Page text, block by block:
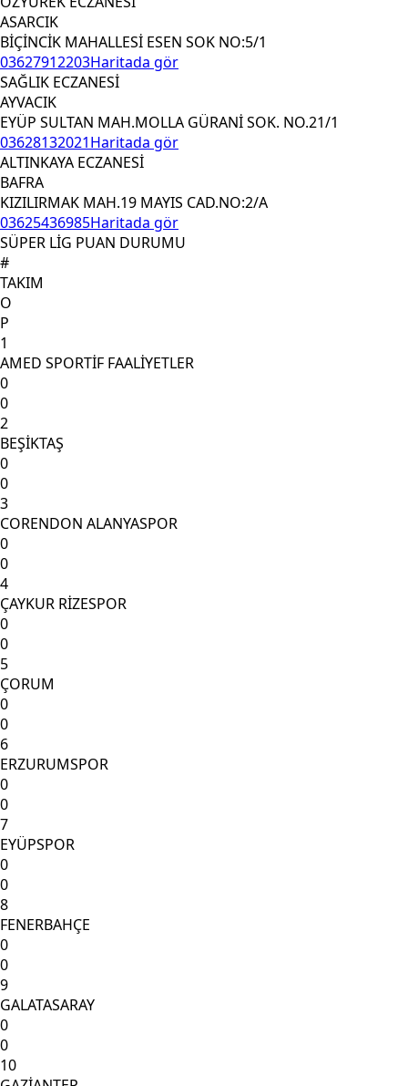
ASARCIK
BİÇİNCİK MAHALLESİ ESEN SOK NO:5/1
03627912203Haritada gör
SAĞLIK ECZANESİ
AYVACIK
EYÜP SULTAN MAH.MOLLA GÜRANİ SOK. NO.21/1
03628132021Haritada gör
ALTINKAYA ECZANESİ
BAFRA
KIZILIRMAK MAH.19 MAYIS CAD.NO:2/A
03625436985Haritada gör
SÜPER LİG PUAN DURUMU
#
TAKIM
O
P
1
AMED SPORTİF FAALİYETLER
0
0
2
BEŞİKTAŞ
0
0
3
CORENDON ALANYASPOR
0
0
4
ÇAYKUR RİZESPOR
0
0
5
ÇORUM
0
0
6
ERZURUMSPOR
0
0
7
EYÜPSPOR
0
0
8
FENERBAHÇE
0
0
9
GALATASARAY
0
0
10